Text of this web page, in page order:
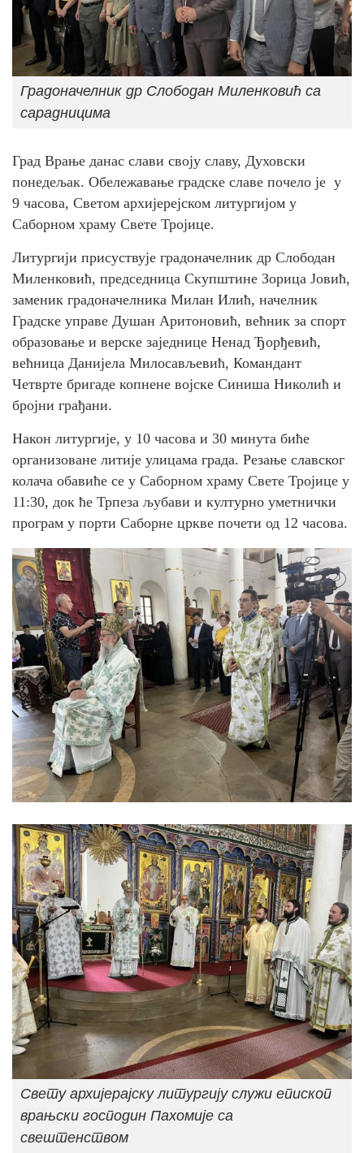
Градоначелник др Слободан Миленковић са
сарадницима
Град Врање данас слави своју славу, Духовски
понедељак. Обележавање градске славе почело је у
9 часова, Светом архијерејском литургијом у
Саборном храму Свете Тројице.
Литургији присуствује градоначелник др Слободан
Миленковић, председница Скупштине Зорица Јовић,
заменик градоначелника Милан Илић, начелник
Градске управе Душан Аритоновић, већник за спорт
образовање и верске заједнице Ненад Ђорђевић,
већница Данијела Милосављевић, Командант
Четврте бригаде копнене војске Синиша Николић и
бројни грађани.
Након литургије, у 10 часова и 30 минута биће
организоване литије улицама града. Резање славског
колача обавиће се у Саборном храму Свете Тројице у
11:30, док ће Трпеза љубави и културно уметнички
програм у порти Саборне цркве почети од 12 часова.
Свету архијерајску литургију служи епископ
врањски господин Пахомије са
свештенством